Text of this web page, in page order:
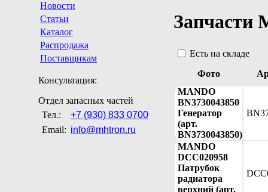
Новости
Статьи
Каталог
Распродажа
Поставщикам
Консультация:
Отдел запасных частей
Тел.:
+7 (930) 833 0700
Email: info@mhtron.ru
Запчасти
Есть на складе
Фото
MANDO
BN3730043850
Генератор
(арт.
BN3730043850)
MANDO
DCC020958
Патрубок
радиатора
верхний (арт.